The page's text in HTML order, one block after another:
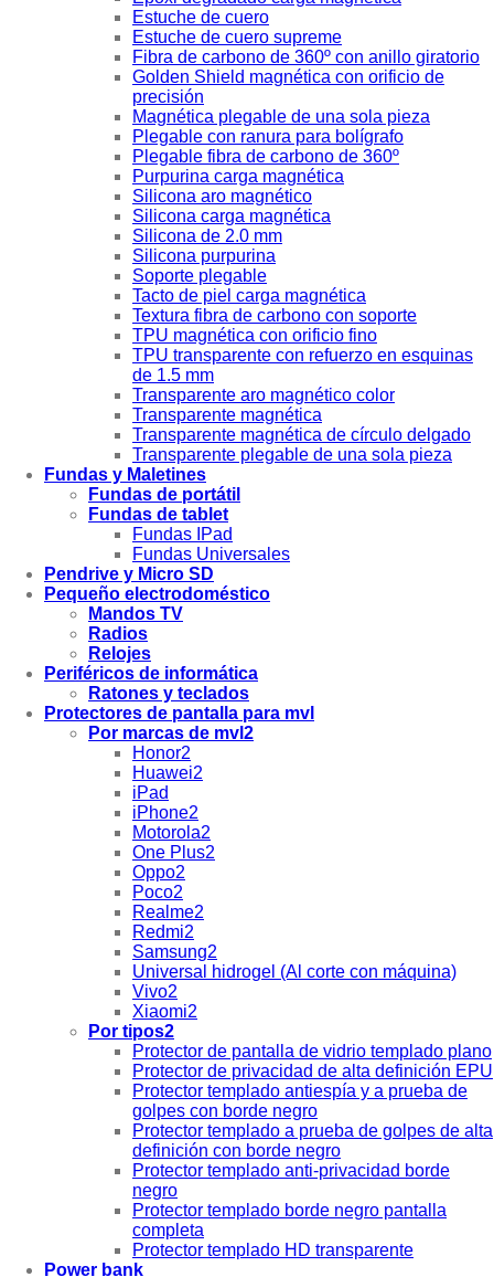
Estuche de cuero
Estuche de cuero supreme
Fibra de carbono de 360º con anillo giratorio
Golden Shield magnética con orificio de
precisión
Magnética plegable de una sola pieza
Plegable con ranura para bolígrafo
Plegable fibra de carbono de 360º
Purpurina carga magnética
Silicona aro magnético
Silicona carga magnética
Silicona de 2.0 mm
Silicona purpurina
Soporte plegable
Tacto de piel carga magnética
Textura fibra de carbono con soporte
TPU magnética con orificio fino
TPU transparente con refuerzo en esquinas
de 1.5 mm
Transparente aro magnético color
Transparente magnética
Transparente magnética de círculo delgado
Transparente plegable de una sola pieza
Fundas y Maletines
Fundas de portátil
Fundas de tablet
Fundas IPad
Fundas Universales
Pendrive y Micro SD
Pequeño electrodoméstico
Mandos TV
Radios
Relojes
Periféricos de informática
Ratones y teclados
Protectores de pantalla para mvl
Por marcas de mvl2
Honor2
Huawei2
iPad
iPhone2
Motorola2
One Plus2
Oppo2
Poco2
Realme2
Redmi2
Samsung2
Universal hidrogel (Al corte con máquina)
Vivo2
Xiaomi2
Por tipos2
Protector de pantalla de vidrio templado plano
Protector de privacidad de alta definición EPU
Protector templado antiespía y a prueba de
golpes con borde negro
Protector templado a prueba de golpes de alta
definición con borde negro
Protector templado anti-privacidad borde
negro
Protector templado borde negro pantalla
completa
Protector templado HD transparente
Power bank